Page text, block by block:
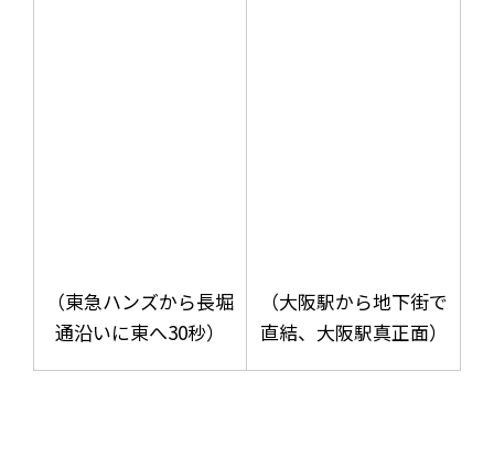
（東急ハンズから長堀
通沿いに東へ30秒）
（大阪駅から地下街で
直結、大阪駅真正面）